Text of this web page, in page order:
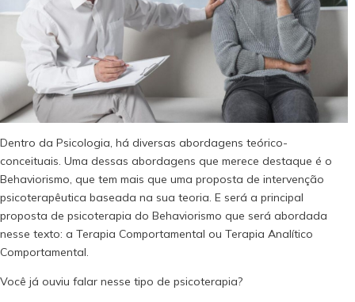
Dentro da Psicologia, há diversas abordagens teórico-
conceituais. Uma dessas abordagens que merece destaque é o
Behaviorismo, que tem mais que uma proposta de intervenção
psicoterapêutica baseada na sua teoria. E será a principal
proposta de psicoterapia do Behaviorismo que será abordada
nesse texto: a Terapia Comportamental ou Terapia Analítico
Comportamental.
Você já ouviu falar nesse tipo de psicoterapia?